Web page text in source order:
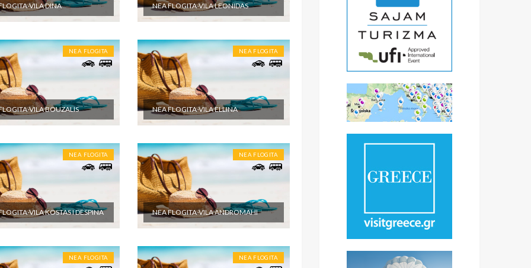
studijima/apartmanima; - Usluge predstavnika agencije organizatora
ili inopartnera tokom boravka; - Troškove organizacije i vođstva puta.
NIJE UKLJUČENO
aranžmana ne obuhvata: - U cenu nije uračunata boravišna taksa. Cena
jedinici po danu i plaća se na licu mesta - Međunarodno putno
osiguranje; - Korišćenje klima uređaja (cena na upit) - Individualne i
putnika, kao i sve ostale usluge koje koristi putnik, a nisu
programom putovanja, a naprave se u toku puta i u toku boravka u
VILA DINA NEA FLOGITA-VILA LEONIDAS
NEA FLOGITA
VILA BOUZALIS
NEA FLOGITA
NEA FLOGITA-VILA ELLINA
NEA FLOGITA
VILA KOSTAS I DESPINA
NEA FLOGITA
NEA FLOGITA-VILA ANDROMAHI
NEA FLOGITA NEA FLOGITA